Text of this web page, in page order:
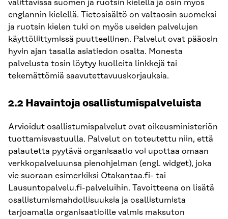
valittavissa suomen ja ruotsin kielellä ja osin myös
englannin kielellä. Tietosisältö on valtaosin suomeksi
ja ruotsin kielen tuki on myös useiden palvelujen
käyttöliittymissä puutteellinen. Palvelut ovat pääosin
hyvin ajan tasalla asiatiedon osalta. Monesta
palvelusta tosin löytyy kuolleita linkkejä tai
tekemättömiä saavutettavuuskorjauksia.
2.2 Havaintoja osallistumispalveluista
Arvioidut osallistumispalvelut ovat oikeusministeriön
tuottamisvastuulla. Palvelut on toteutettu niin, että
palautetta pyytävä organisaatio voi upottaa omaan
verkkopalveluunsa pienohjelman (engl. widget), joka
vie suoraan esimerkiksi Otakantaa.fi- tai
Lausuntopalvelu.fi-palveluihin. Tavoitteena on lisätä
osallistumismahdollisuuksia ja osallistumista
tarjoamalla organisaatioille valmis maksuton